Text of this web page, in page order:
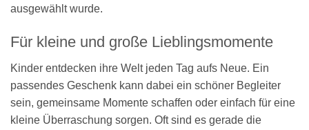
ausgewählt wurde.
Für kleine und große Lieblingsmomente
Kinder entdecken ihre Welt jeden Tag aufs Neue. Ein
passendes Geschenk kann dabei ein schöner Begleiter
sein, gemeinsame Momente schaffen oder einfach für eine
kleine Überraschung sorgen. Oft sind es gerade die